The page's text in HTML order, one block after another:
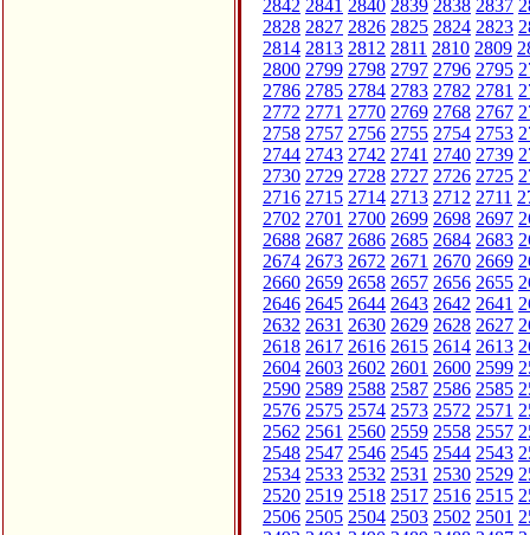
2842 2841 2840 2839 2838 2837
2828 2827 2826 2825 2824 2823
2814 2813 2812 2811 2810 2809
2800 2799 2798 2797 2796 2795
2786 2785 2784 2783 2782 2781
2772 2771 2770 2769 2768 2767
2758 2757 2756 2755 2754 2753
2744 2743 2742 2741 2740 2739
2730 2729 2728 2727 2726 2725
2716 2715 2714 2713 2712 2711
2702 2701 2700 2699 2698 2697
2688 2687 2686 2685 2684 2683
2674 2673 2672 2671 2670 2669
2660 2659 2658 2657 2656 2655
2646 2645 2644 2643 2642 2641
2632 2631 2630 2629 2628 2627
2618 2617 2616 2615 2614 2613
2604 2603 2602 2601 2600 2599
2590 2589 2588 2587 2586 2585
2576 2575 2574 2573 2572 2571
2562 2561 2560 2559 2558 2557
2548 2547 2546 2545 2544 2543
2534 2533 2532 2531 2530 2529
2520 2519 2518 2517 2516 2515
2506 2505 2504 2503 2502 2501